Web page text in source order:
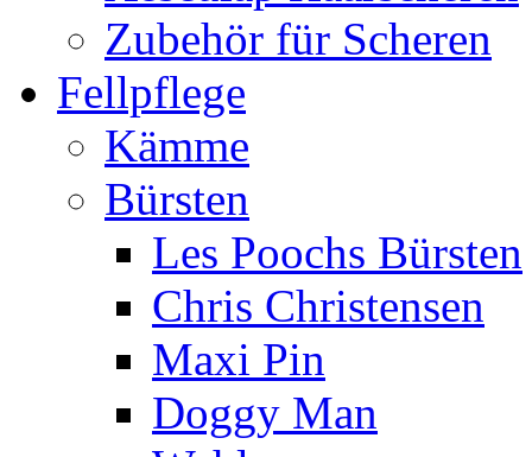
Zubehör für Scheren
Fellpflege
Kämme
Bürsten
Les Poochs Bürsten
Chris Christensen
Maxi Pin
Doggy Man